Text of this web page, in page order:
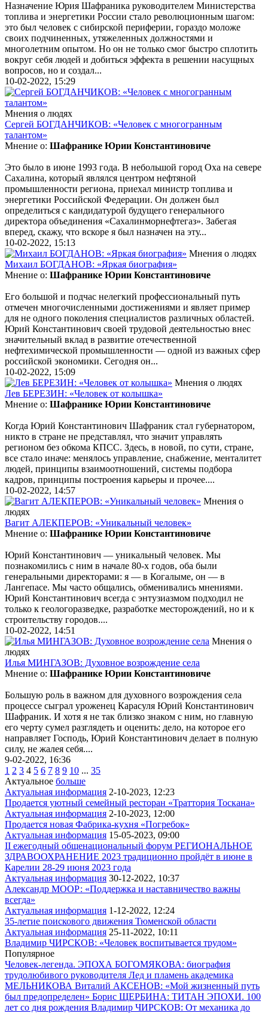
Назначение Юрия Шафраника руководителем Министерства
топлива и энергетики России стало революционным шагом:
это был человек с сибирской периферии, гораздо моложе
своих подчиненных, утяжеленных должностями и
многолетним опытом. Но он не только смог быстро сплотить
вокруг себя людей и добиться эффекта в решении насущных
вопросов, но и создал...
10-02-2022, 15:29
Мнения о людях
Сергей БОГДАНЧИКОВ: «Человек с многогранным
талантом»
Мнение о: Шафранике Юрии Константиновиче
Это было в июне 1993 года. В небольшой город Оха на севере
Сахалина, который являлся центром нефтяной
промышленности региона, приехал министр топлива и
энергетики Российской Федерации. Он должен был
определиться с кандидатурой будущего генерального
директора объединения «Сахалинморнефтегаз». Забегая
вперед, скажу, что вскоре я был назначен на эту...
10-02-2022, 15:13
Мнения о людях
Михаил БОГДАНОВ: «Яркая биография»
Мнение о: Шафранике Юрии Константиновиче
Его большой и подчас нелегкий профессиональный путь
отмечен многочисленными достижениями и являет пример
для не одного поколения специалистов различных областей.
Юрий Константинович своей трудовой деятельностью внес
значительный вклад в развитие отечественной
нефтехимической промышленности — одной из важных сфер
российской экономики. Сегодня он...
10-02-2022, 15:09
Мнения о людях
Лев БЕРЕЗИН: «Человек от колышка»
Мнение о: Шафранике Юрии Константиновиче
Когда Юрий Константинович Шафраник стал губернатором,
никто в стране не представлял, что значит управлять
регионом без обкома КПСС. Здесь, в новой, по сути, стране,
все стало иначе: менялось управление, снабжение, менталитет
людей, принципы взаимоотношений, системы подбора
кадров, принципы построения карьеры и прочее....
10-02-2022, 14:57
Мнения о
людях
Вагит АЛЕКПЕРОВ: «Уникальный человек»
Мнение о: Шафранике Юрии Константиновиче
Юрий Константинович — уникальный человек. Мы
познакомились с ним в начале 80-х годов, оба были
генеральными директорами: я — в Когалыме, он — в
Лангепасе. Мы часто общались, обменивались мнениями.
Юрий Константинович всегда с энтузиазмом подходил не
только к геологоразведке, разработке месторождений, но и к
строительству городов....
10-02-2022, 14:51
Мнения о
людях
Илья МИНГАЗОВ: Духовное возрождение села
Мнение о: Шафранике Юрии Константиновиче
Большую роль в важном для духовного возрождения села
процессе сыграл уроженец Карасуля Юрий Константинович
Шафраник. И хотя я не так близко знаком с ним, но главную
его черту сумел разглядеть и оценить: дело, на которое его
направляет Господь, Юрий Константинович делает в полную
силу, не жалея себя....
9-02-2022, 16:36
1 2 3 4 5 6 7 8 9 10 ... 35
Актуальное больше
Актуальная информация 2-10-2023, 12:23
Продается уютный семейный ресторан «Траттория Тоскана»
Актуальная информация 2-10-2023, 12:00
Продается новая Фабрика-кухня «Погребок»
Актуальная информация 15-05-2023, 09:00
II ежегодный общенациональный форум РЕГИОНАЛЬНОЕ
ЗДРАВООХРАНЕНИЕ 2023 традиционно пройдёт в июне в
Карелии 28-29 июня 2023 года
Актуальная информация 30-12-2022, 10:37
Александр МООР: «Поддержка и наставничество важны
всегда»
Актуальная информация 1-12-2022, 12:24
35-летие поискового движения Тюменской области
Актуальная информация 25-11-2022, 10:11
Владимир ЧИРСКОВ: «Человек воспитывается трудом»
Популярное
Человек-легенда. ЭПОХА БОГОМЯКОВА: биография
трудолюбивого руководителя Лед и пламень академика
МЕЛЬНИКОВА Виталий АКСЕНОВ: «Мой жизненный путь
был предопределен» Борис ЩЕРБИНА: ТИТАН ЭПОХИ. 100
лет со дня рождения Владимир ЧИРСКОВ: От механика до